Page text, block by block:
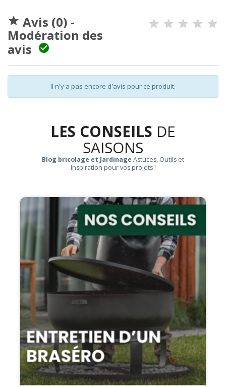
 Avis (0) -
Modération des
avis

Il n'y a pas encore d'avis pour ce produit.
LES CONSEILS DE
SAISONS
Blog bricolage et Jardinage Astuces, Outils et
Inspiration pour vos projets !